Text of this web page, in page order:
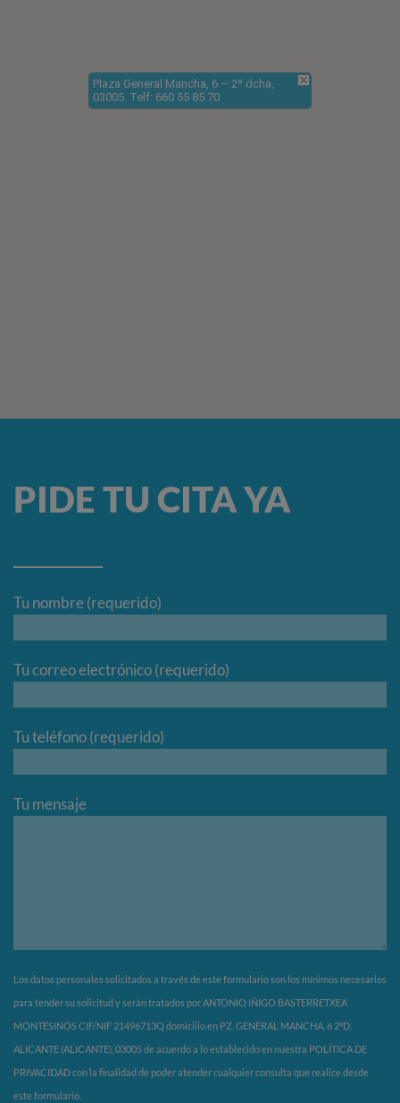
Plaza General Mancha, 6 – 2º dcha,
03005. Telf: 660 55 85 70
PIDE TU CITA YA
Tu nombre (requerido)
Tu correo electrónico (requerido)
Tu teléfono (requerido)
Tu mensaje
Los datos personales solicitados a través de este formulario son los mínimos necesarios
para tender su solicitud y serán tratados por ANTONIO IÑIGO BASTERRETXEA
MONTESINOS CIF/NIF 21496713Q domicilio en PZ. GENERAL MANCHA, 6 2ºD,
ALICANTE (ALICANTE), 03005 de acuerdo a lo establecido en nuestra POLÍTICA DE
PRIVACIDAD con la finalidad de poder atender cualquier consulta que realice desde
este formulario.